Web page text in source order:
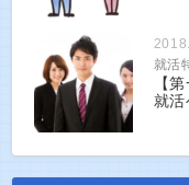
就活
【
就活